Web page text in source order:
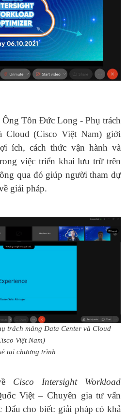
Tôn Đức Long - Phụ trách
Cloud (Cisco Việt Nam) giới
ích, cách thức vận hành và
việc triển khai lưu trữ trên
qua đó giúp người tham dự
giải pháp.
trách mảng Data Center và Cloud
Việt Nam)
tại chương trình
Cisco Intersight Workload
Việt – Chuyên gia tư vấn
Đẩu cho biết: giải pháp có khả